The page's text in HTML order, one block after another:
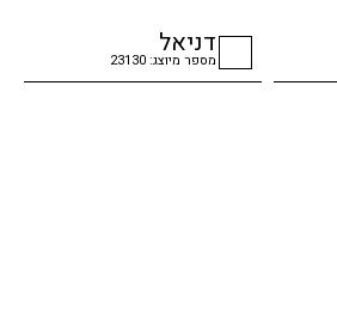
דניאל
מספר מיוצג: 23130